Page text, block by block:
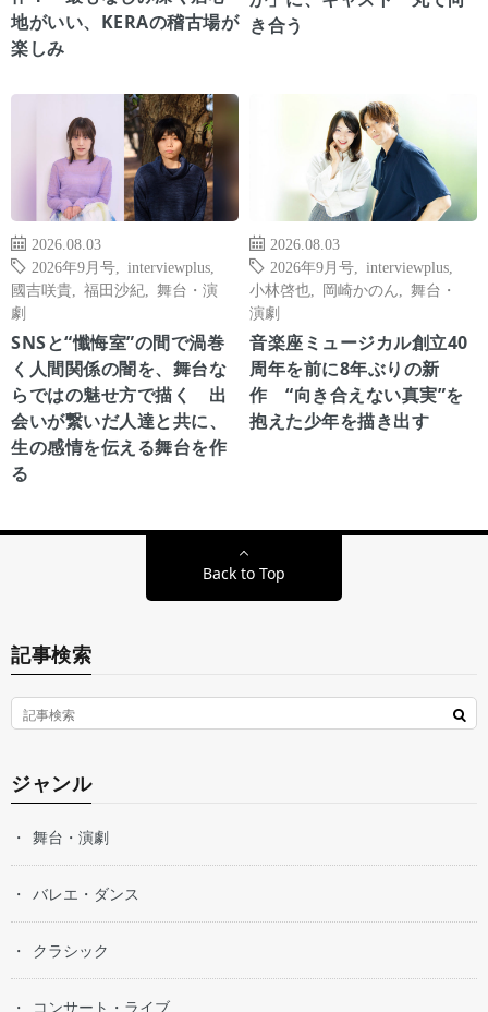
地がいい、KERAの稽古場が
楽しみ
き合う
2026.08.03
2026年9月号
interviewplus
國吉咲貴
福田沙紀
舞台・演
劇
SNSと“懺悔室”の間で渦巻
く人間関係の闇を、舞台な
らではの魅せ方で描く 出
会いが繋いだ人達と共に、
生の感情を伝える舞台を作
る
2026.08.03
2026年9月号
interviewplus
小林啓也
岡崎かのん
舞台・
演劇
音楽座ミュージカル創立40
周年を前に8年ぶりの新
作 “向き合えない真実”を
抱えた少年を描き出す
Back to Top
記事検索
ジャンル
舞台・演劇
バレエ・ダンス
クラシック
コンサート・ライブ